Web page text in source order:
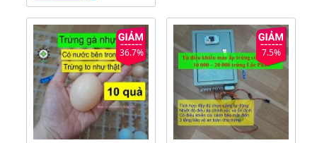
36.7% 7.5%